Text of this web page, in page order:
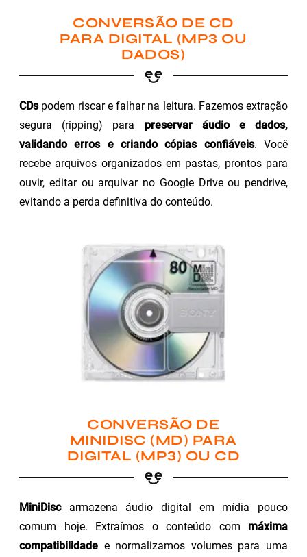
CONVERSÃO DE CD
PARA DIGITAL (MP3 OU
DADOS)
CDspodem riscar e falhar na leitura. Fazemos extração
segura (ripping) para preservar áudio e dados,
validando erros e criando cópias confiáveis. Você
recebe arquivos organizados em pastas, prontos para
ouvir, editar ou arquivar no Google Drive ou pendrive,
evitando a perda definitiva do conteúdo.
CONVERSÃO DE
MINIDISC (MD) PARA
DIGITAL (MP3) OU CD
MiniDiscarmazena áudio digital em mídia pouco
comum hoje. Extraímos o conteúdo com máxima
compatibilidade e normalizamos volumes para uma